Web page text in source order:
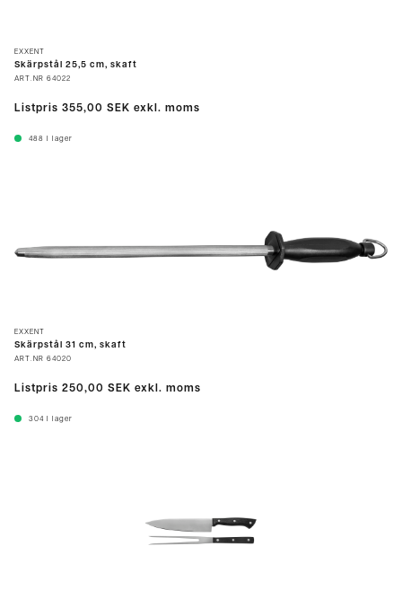
EXXENT
Skärpstål 25,5 cm, skaft
ART.NR 64022
Listpris 355,00 SEK exkl. moms
488 I lager
EXXENT
Skärpstål 31 cm, skaft
ART.NR 64020
Listpris 250,00 SEK exkl. moms
304 I lager